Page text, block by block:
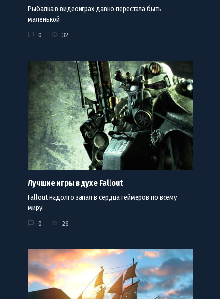
Рыбалка в видеоиграх давно перестала быть
маленькой
0 32
Лучшие игры в духе Fallout
Fallout надолго запал в сердца геймеров по всему
миру.
0 26